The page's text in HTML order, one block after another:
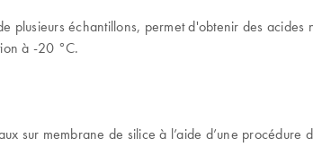
plusieurs échantillons, permet d'obtenir des
à -20 °C.
sur membrane de silice à l’aide d’une procédure